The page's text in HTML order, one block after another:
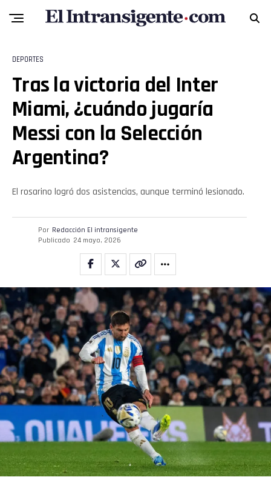
DEPORTES
Tras la victoria del Inter
Miami, ¿cuándo jugaría
Messi con la Selección
Argentina?
El rosarino logró dos asistencias, aunque terminó lesionado.
Por Redacción El intransigente
Publicado 24 mayo, 2026
Flipboard
Reddit
Pinterest